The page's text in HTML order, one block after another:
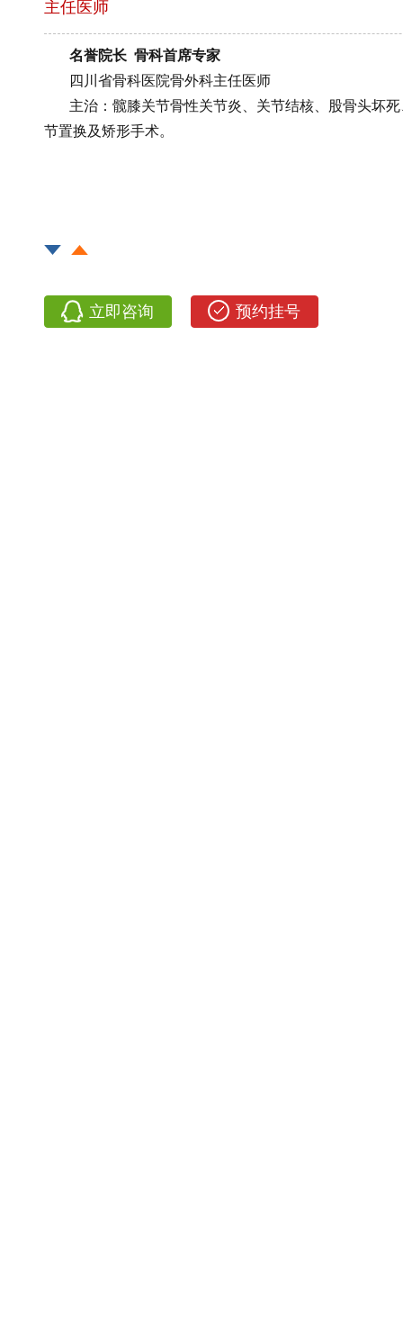
主任医师
名誉院长 骨科首席专家
四川省骨科医院骨外科主任医师
主治：髋膝关节骨性关节炎、关节结核、股骨头坏
节置换及矫形手术。
立即咨询 预约挂号